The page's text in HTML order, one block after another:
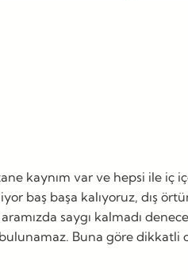
kaynım var ve hepsi ile iç
baş başa kalıyoruz, dış
saygı kalmadı
Buna göre dikkatli